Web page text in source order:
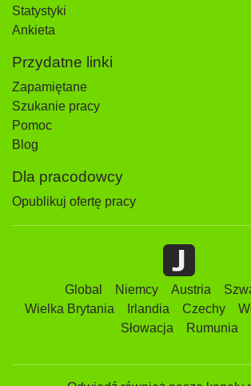
Statystyki
Ankieta
Przydatne linki
Zapamiętane
Szukanie pracy
Pomoc
Blog
Dla pracodowcy
Opublikuj ofertę pracy
Global Niemcy Austria
Wielka Brytania
Irlandia Czechy
Słowacja
Rumunia